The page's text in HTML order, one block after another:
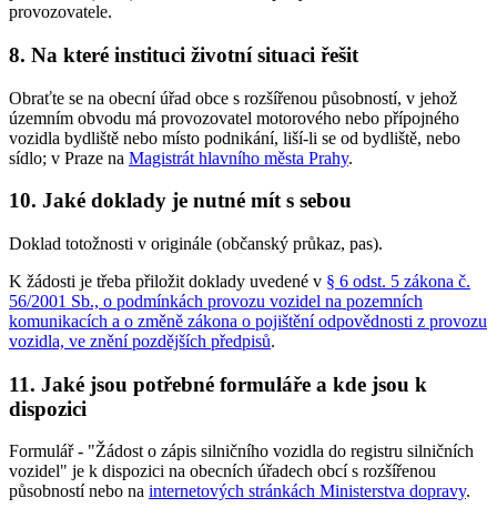
provozovatele.
8. Na které instituci životní situaci řešit
Obraťte se na obecní úřad obce s rozšířenou působností, v jehož
územním obvodu má provozovatel motorového nebo přípojného
vozidla bydliště nebo místo podnikání, liší-li se od bydliště, nebo
sídlo; v Praze na Magistrát hlavního města Prahy.
10. Jaké doklady je nutné mít s sebou
Doklad totožnosti v originále (občanský průkaz, pas).
K žádosti je třeba přiložit doklady uvedené v § 6 odst. 5 zákona č.
56/2001 Sb., o podmínkách provozu vozidel na pozemních
komunikacích a o změně zákona o pojištění odpovědnosti z provozu
vozidla, ve znění pozdějších předpisů.
11. Jaké jsou potřebné formuláře a kde jsou k
dispozici
Formulář - "Žádost o zápis silničního vozidla do registru silničních
vozidel" je k dispozici na obecních úřadech obcí s rozšířenou
působností nebo na internetových stránkách Ministerstva dopravy.